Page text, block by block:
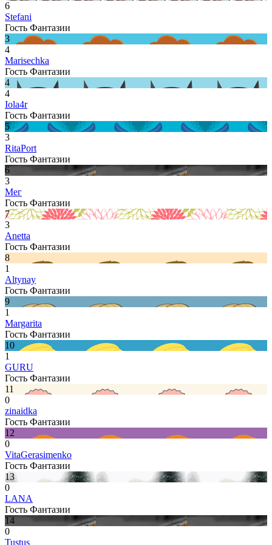
6
Stefani
Гость Фантазии
3
4
Marisechka
Гость Фантазии
4
4
Iola4r
Гость Фантазии
5
3
RitaPort
Гость Фантазии
6
3
Мег
Гость Фантазии
7
3
Anetta
Гость Фантазии
8
1
Altynay
Гость Фантазии
9
1
Margarita
Гость Фантазии
10
1
GURU
Гость Фантазии
11
0
zinaidka
Гость Фантазии
12
0
VitaGerasimenko
Гость Фантазии
13
0
LANA
Гость Фантазии
14
0
Tustus